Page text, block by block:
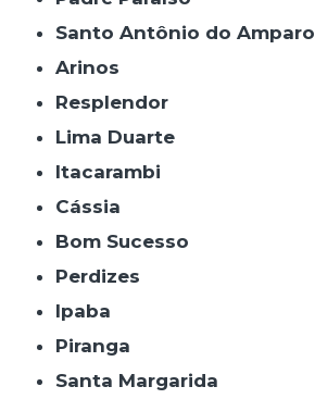
Santo Antônio do Amparo
Arinos
Resplendor
Lima Duarte
Itacarambi
Cássia
Bom Sucesso
Perdizes
Ipaba
Piranga
Santa Margarida